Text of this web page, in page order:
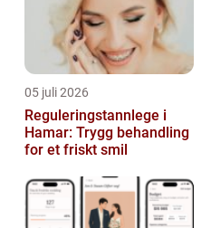
05 juli 2026
Reguleringstannlege i
Hamar: Trygg behandling
for et friskt smil